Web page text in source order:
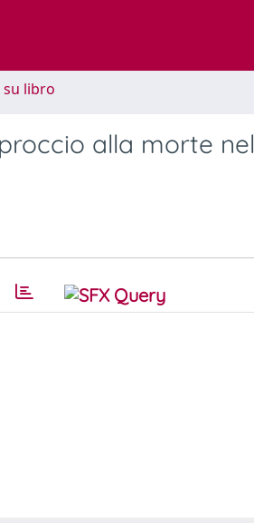
su libro
alla morte nel